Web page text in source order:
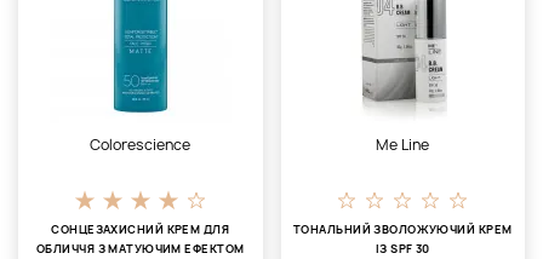
Colorescience
СОНЦЕЗАХИСНИЙ КРЕМ ДЛЯ
ОБЛИЧЧЯ З МАТУЮЧИМ ЕФЕКТОМ
Me Line
ТОНАЛЬНИЙ ЗВОЛОЖУЮЧИЙ КРЕМ
ІЗ SPF 30